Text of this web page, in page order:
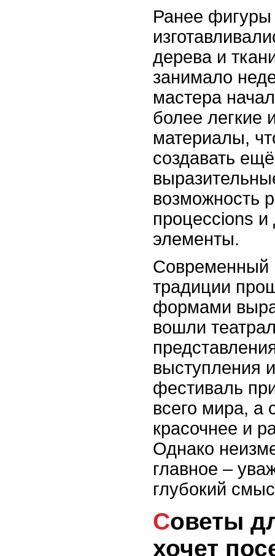
Ранее фигуры
дерева и
занимало
мастера
более легкие
материалы,
создавать
возможность
процессions
элементы.
Современный
традиции
формами
вошли
выступления
фестиваль
всего мира, а
красочнее и
Однако
главное –
глубокий
Советы для тех, кто
хочет